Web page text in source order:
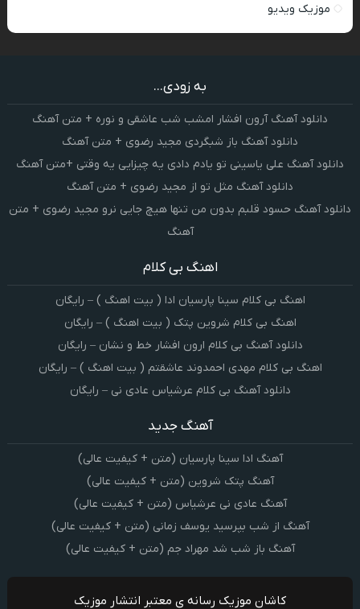
موزیک ویدیو
به زودی...
دانلود آهنگ آرون افشار امشب شب عاشقی و نوره + متن آهنگ
دانلود آهنگ باز شبگردی مجید رضوی + متن آهنگ
دانلود آهنگ علی یاسینی تو یادم دادی یه چیزایی یه وقتی +متن آهنگ
دانلود آهنگ مثل تو از مجید رضوی + متن آهنگ
دانلود آهنگ حسود قلبم بدون من تنها هیچ جایی نرو مجید رضوی + متن
آهنگ
اهنگ بی کلام
اهنگ بی کلام سینا پارسیان ادا ( بیت اهنگ ) – رایگان
اهنگ بی کلام شروین پتک ( بیت اهنگ ) – رایگان
دانلود آهنگ بی کلام ارون افشار خط و نشان – رایگان
اهنگ بی کلام مهدی احمدوند عاشقتم ( بیت اهنگ ) – رایگان
دانلود آهنگ بی کلام عرشیاس عادی نی – رایگان
آهنگ جدید
آهنگ ادا سینا پارسیان (متن + کیفیت عالی)
آهنگ پتک شروین (متن + کیفیت عالی)
آهنگ عادی نی عرشیاس (متن + کیفیت عالی)
آهنگ از شب بپرسید یوسف زمانی (متن + کیفیت عالی)
آهنگ باز شب شد مهراد جم (متن + کیفیت عالی)
کاشان موزیک رسانه ی معتبر انتشار موزیک